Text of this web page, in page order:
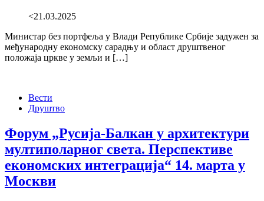
<21.03.2025
Министар без портфеља у Влади Републике Србије задужен за
међународну економску сарадњу и област друштвеног
положаја цркве у земљи и […]
Вести
Друштво
Форум „Русија-Балкан у архитектури
мултиполарног света. Перспективе
економских интеграција“ 14. марта у
Москви